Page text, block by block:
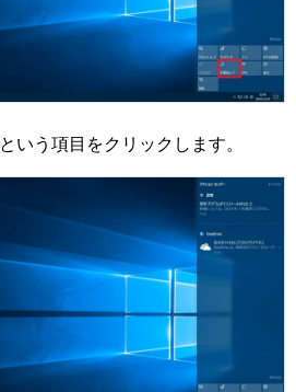
という項目をクリックします。